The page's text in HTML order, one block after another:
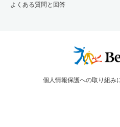
よくある質問と回答
個人情報保護への取り組み